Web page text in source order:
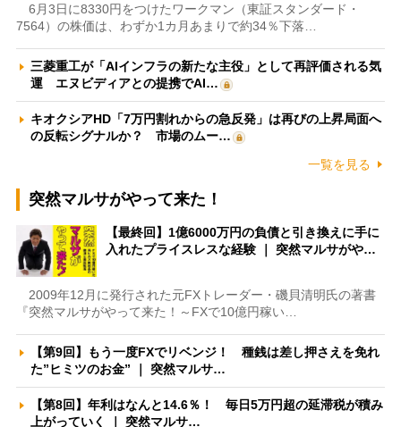
6月3日に8330円をつけたワークマン（東証スタンダード・
7564）の株価は、わずか1カ月あまりで約34％下落…
三菱重工が「AIインフラの新たな主役」として再評価される気
運 エヌビディアとの提携でAI…
キオクシアHD「7万円割れからの急反発」は再びの上昇局面へ
の反転シグナルか？ 市場のムー…
一覧を見る
突然マルサがやって来た！
【最終回】1億6000万円の負債と引き換えに手に
入れたプライスレスな経験 ｜ 突然マルサがや…
2009年12月に発行された元FXトレーダー・磯貝清明氏の著書
『突然マルサがやって来た！～FXで10億円稼い…
【第9回】もう一度FXでリベンジ！ 種銭は差し押さえを免れ
た”ヒミツのお金” ｜ 突然マルサ…
【第8回】年利はなんと14.6％！ 毎日5万円超の延滞税が積み
上がっていく ｜ 突然マルサ…